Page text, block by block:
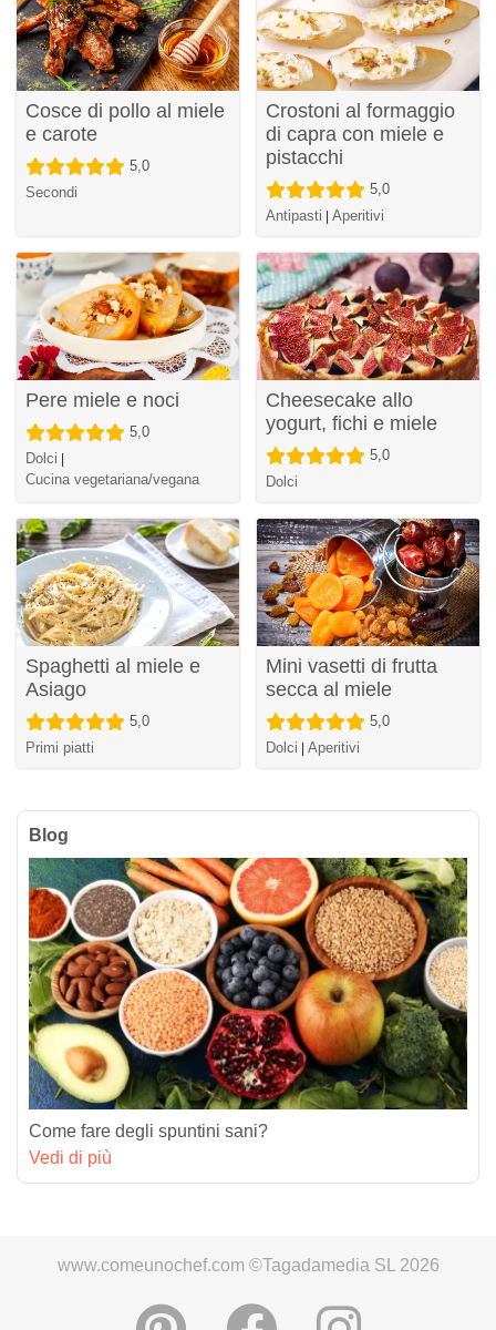
Cosce di pollo al miele
e carote
5,0
Secondi
Crostoni al formaggio
di capra con miele e
pistacchi
5,0
Antipasti
Aperitivi
Pere miele e noci
5,0
Dolci
Cucina vegetariana/vegana
Cheesecake allo
yogurt, fichi e miele
5,0
Dolci
Spaghetti al miele e
Asiago
5,0
Primi piatti
Mini vasetti di frutta
secca al miele
5,0
Dolci
Aperitivi
Blog
Come fare degli spuntini sani?
Vedi di più
www.comeunochef.com ©Tagadamedia SL 2026